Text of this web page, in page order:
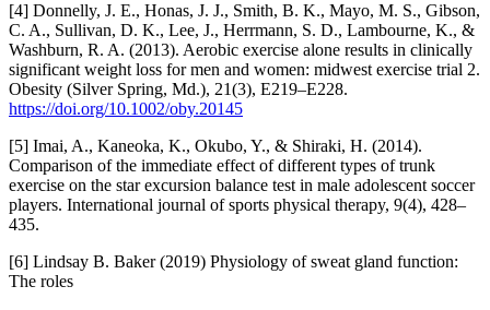
[4] Donnelly, J. E., Honas, J. J., Smith, B. K., Mayo, M. S., Gibson,
C. A., Sullivan, D. K., Lee, J., Herrmann, S. D., Lambourne, K., &
Washburn, R. A. (2013). Aerobic exercise alone results in clinically
significant weight loss for men and women: midwest exercise trial 2.
Obesity (Silver Spring, Md.), 21(3), E219–E228.
https://doi.org/10.1002/oby.20145
[5] Imai, A., Kaneoka, K., Okubo, Y., & Shiraki, H. (2014).
Comparison of the immediate effect of different types of trunk
exercise on the star excursion balance test in male adolescent soccer
players. International journal of sports physical therapy, 9(4), 428–
435.
[6] Lindsay B. Baker (2019) Physiology of sweat gland function:
The roles